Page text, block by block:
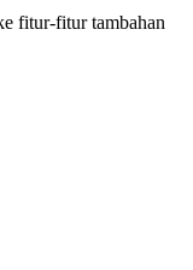
fitur-fitur tambahan